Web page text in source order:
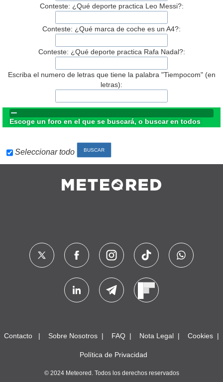
Conteste: ¿Qué deporte practica Leo Messi?:
Conteste: ¿Qué marca de coche es un A4?:
Conteste: ¿Qué deporte practica Rafa Nadal?:
Escriba el numero de letras que tiene la palabra "Tiempocom" (en
letras):
Escoge un foro en el que se buscará, o buscar en todos
Seleccionar todo
Contacto Sobre Nosotros FAQ Nota Legal Cookies
Política de Privacidad
© 2024 Meteored. Todos los derechos reservados